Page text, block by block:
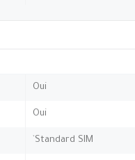
Oui
Oui
`Standard SIM